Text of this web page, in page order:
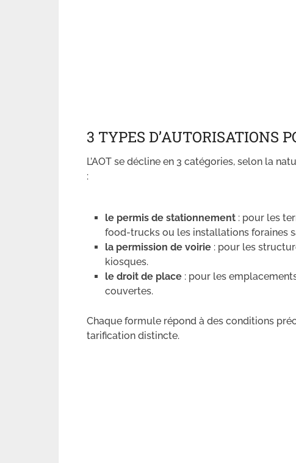
3 TYPES D’AUTORISATIONS
L’AOT se décline en 3 catégories, selon la
:
le permis de stationnement : pour les
food-trucks ou les installations foraines
la permission de voirie : pour les
kiosques.
le droit de place : pour les
couvertes.
Chaque formule répond à des conditions
tarification distincte.